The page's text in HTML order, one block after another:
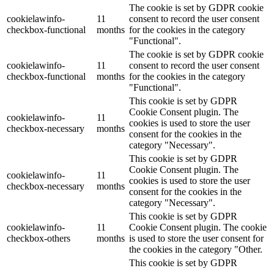
cookielawinfo-
checkbox-functional
11
months
The cookie is set by GDPR cookie
consent to record the user consent
for the cookies in the category
"Functional".
cookielawinfo-
checkbox-functional
11
months
The cookie is set by GDPR cookie
consent to record the user consent
for the cookies in the category
"Functional".
cookielawinfo-
checkbox-necessary
11
months
This cookie is set by GDPR
Cookie Consent plugin. The
cookies is used to store the user
consent for the cookies in the
category "Necessary".
cookielawinfo-
checkbox-necessary
11
months
This cookie is set by GDPR
Cookie Consent plugin. The
cookies is used to store the user
consent for the cookies in the
category "Necessary".
cookielawinfo-
checkbox-others
11
months
This cookie is set by GDPR
Cookie Consent plugin. The cookie
is used to store the user consent for
the cookies in the category "Other.
This cookie is set by GDPR